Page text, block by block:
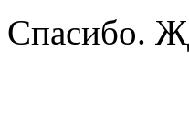
Спасибо.